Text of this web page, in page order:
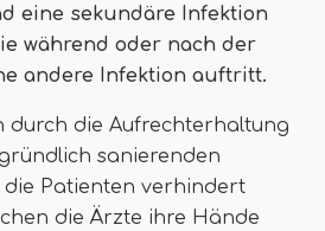
eine sekundäre Infektion
während oder nach der
andere Infektion auftritt.
durch die Aufrechterhaltung
sanierenden
die Patienten verhindert
die Ärzte ihre Hände